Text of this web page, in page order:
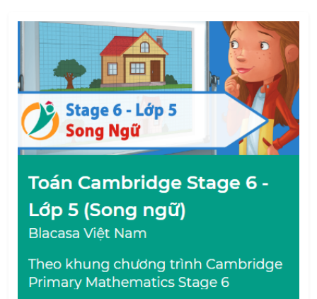
+ Học sinh đang học hệ Cambridge tại các
trường quốc tế:
Dễ dàng nắm bắt các bài học trên lớp thông
qua các video animation thân thiện và lôi cuốn.
Bổ sung các phiếu bài tập tự luận và bài tập
trắc nghiệm cho chương trình học của con
trên lớp.
Cung cấp tài liệu giúp phụ huynh nắm bắt toàn
trợ con tự học chương trình trên lớp, hoặc là
tài liệu tuyệt vời để con học với gia sư.
Bổ sung các kiến thức khác biệt từ chương
trình chuẩn của Bộ giáo dục cho học sinh hệ
chương trình học ở các cấp cao hơn hoặc
tham gia các kỳ thi học sinh giỏi được tổ chức